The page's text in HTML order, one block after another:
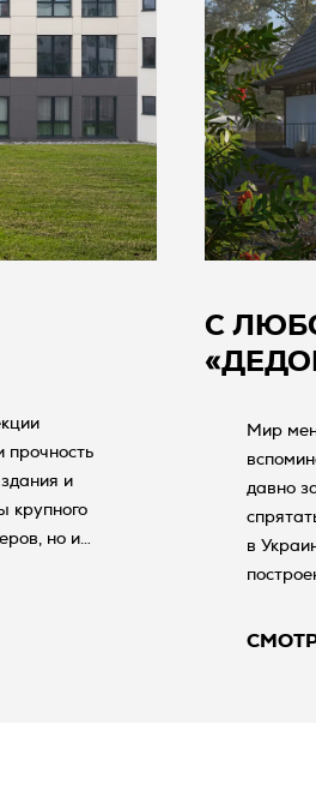
прочность
и
крупного
но и
и
С
Мир
давно
в